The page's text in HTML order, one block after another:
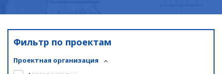
Фильтр по проектам
Проектная организация